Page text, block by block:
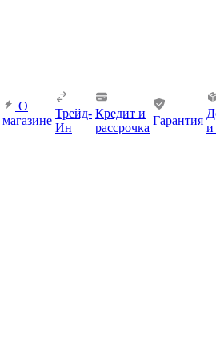
О
магазине
Трейд-
Ин
Кредит и
рассрочка
Гарантия
и